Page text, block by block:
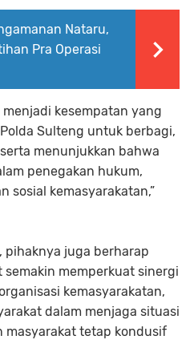
Nataru,
Pra Operasi
kesempatan yang
Sulteng untuk berbagi,
menunjukkan bahwa
penegakan hukum,
sosial kemasyarakatan,”
pihaknya juga berharap
memperkuat sinergi
kemasyarakatan,
dalam menjaga situasi
masyarakat tetap kondusif